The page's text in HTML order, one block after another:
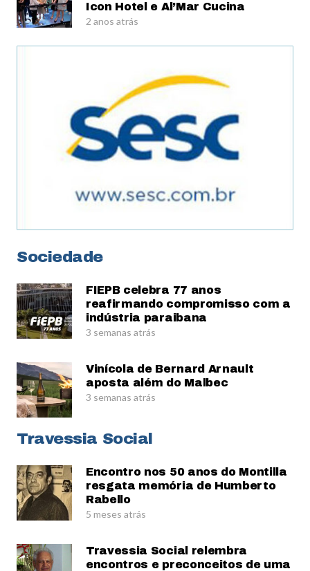
Icon Hotel e Al’Mar Cucina
2 anos atrás
Sociedade
FIEPB celebra 77 anos
reafirmando compromisso com a
indústria paraibana
3 semanas atrás
Vinícola de Bernard Arnault
aposta além do Malbec
3 semanas atrás
Travessia Social
Encontro nos 50 anos do Montilla
resgata memória de Humberto
Rabello
5 meses atrás
Travessia Social relembra
encontros e preconceitos de uma